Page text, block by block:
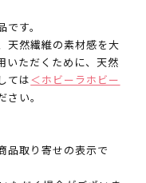
す。
天然繊維の素材感を大
いただくために、天然
ては＜ホビーラホビー
さい。
品取り寄せの表示で